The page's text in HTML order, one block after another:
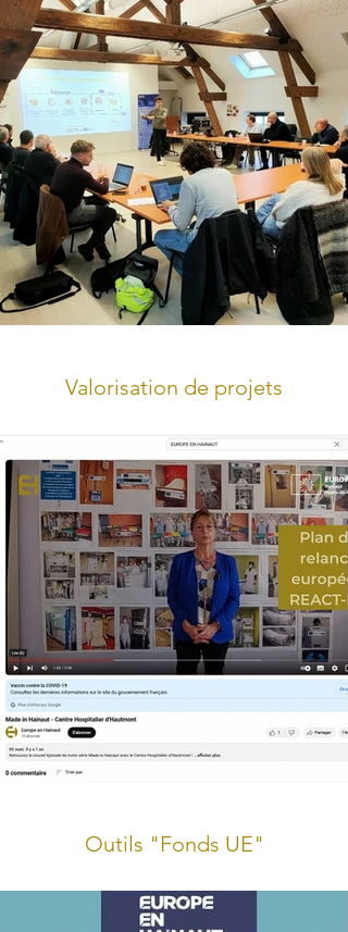
Valorisation de projets
Outils "Fonds UE"